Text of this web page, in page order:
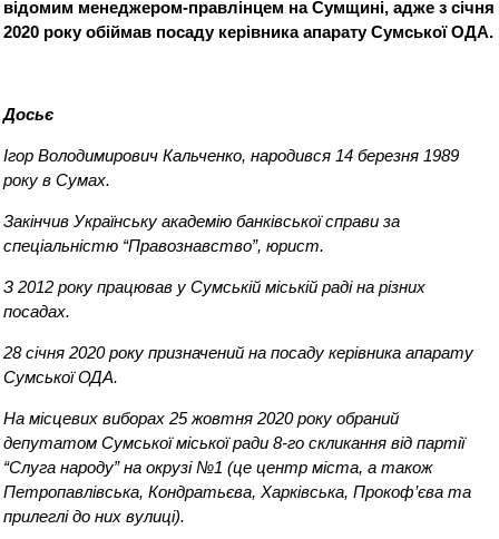
відомим менеджером-правлінцем на Сумщині, адже з січня
2020 року обіймав посаду керівника апарату Сумської ОДА.
Досьє
Ігор Володимирович Кальченко, народився 14 березня 1989
року в Сумах.
Закінчив Українську академію банківської справи за
спеціальністю “Правознавство”, юрист.
З 2012 року працював у Сумській міській раді на різних
посадах.
28 січня 2020 року призначений на посаду керівника апарату
Сумської ОДА.
На місцевих виборах 25 жовтня 2020 року обраний
депутатом Сумської міської ради 8-го скликання від партії
“Слуга народу” на окрузі №1 (це центр міста, а також
Петропавлівська, Кондратьєва, Харківська, Прокоф’єва та
прилеглі до них вулиці).